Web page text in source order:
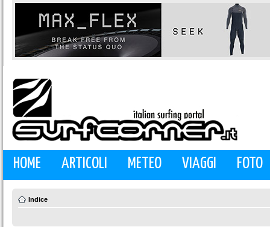
HOME ARTICOLI METEO VIAGGI FOTO
Indice